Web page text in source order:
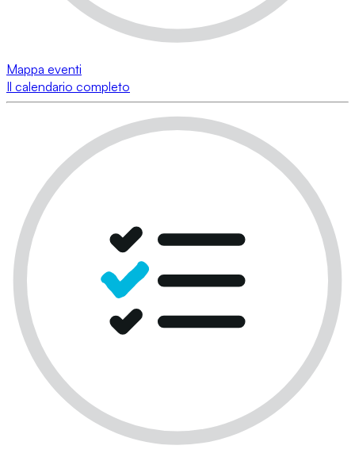
Mappa eventi
Il calendario completo